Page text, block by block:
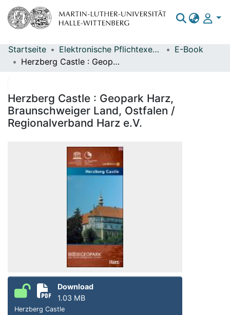
Bereiche & Sammlungen
Statistiken
Startseite Elektronische Pflichtexemplare
E-Book
Herzberg Castle : Geopark Harz, Braunschweiger Land, Ostfalen / Regionalverband Harz e.V.
Herzberg Castle : Geopark Harz,
Braunschweiger Land, Ostfalen /
Regionalverband Harz e.V.
Download
1.03 MB
Herzberg Castle